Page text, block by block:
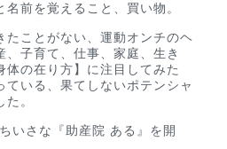
前を覚えること、買い物。
たことがない、運動オンチのヘ
、子育て、仕事、家庭、生き
の在り方】に注目してみた
ている、果てしないポテンシャ
。
いさな『助産院 ある』を開